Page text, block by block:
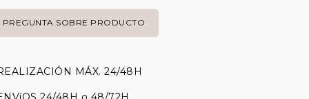
PREGUNTA SOBRE PRODUCTO
MÁX. 24/48H